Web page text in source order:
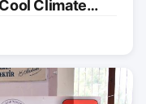
Climate